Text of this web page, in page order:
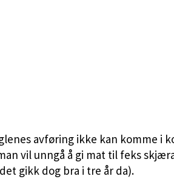
avføring ikke kan komme i
vil unngå å gi mat til feks
gikk dog bra i tre år da).